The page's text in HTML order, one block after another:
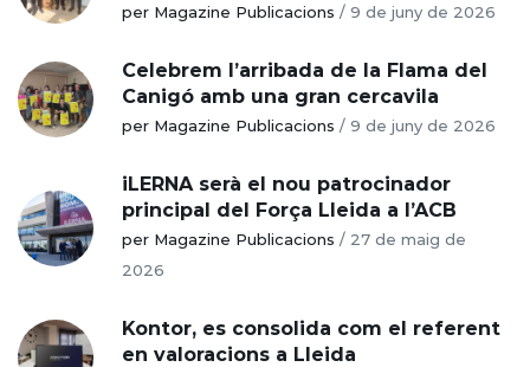
per Magazine Publicacions / 9 de juny de 2026
Celebrem l’arribada de la Flama del
Canigó amb una gran cercavila
per Magazine Publicacions / 9 de juny de 2026
iLERNA serà el nou patrocinador
principal del Força Lleida a l’ACB
per Magazine Publicacions / 27 de maig de
2026
Kontor, es consolida com el referent
en valoracions a Lleida